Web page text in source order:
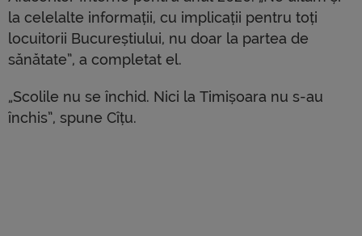
la celelalte informații, cu implicații pentru toți
locuitorii Bucureștiului, nu doar la partea de
sănătate”, a completat el.
„Scolile nu se închid. Nici la Timișoara nu s-au
închis”, spune Cîțu.